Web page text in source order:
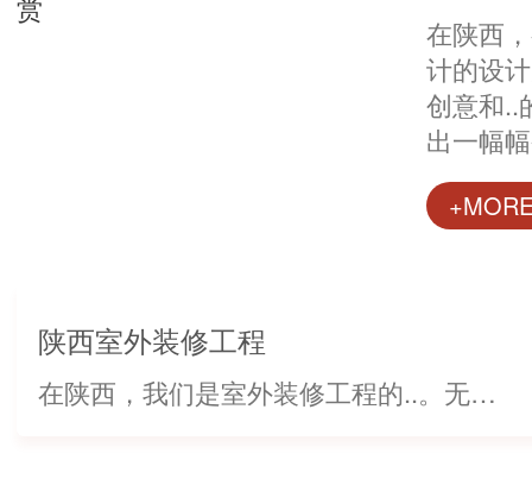
在陕西
计的设
创意和..
出一幅
室内设
局和摆
陕西室外装修工程
在陕西，我们是室外装修工程的..。无论您的需求是什么样的，我们都能为您提供卓越的服务。我们深知每个项目的独特性，因此致力于为客户创造出色的室外空间。我们的团队由经验丰富的专业人士组成，他们注重细节，精...